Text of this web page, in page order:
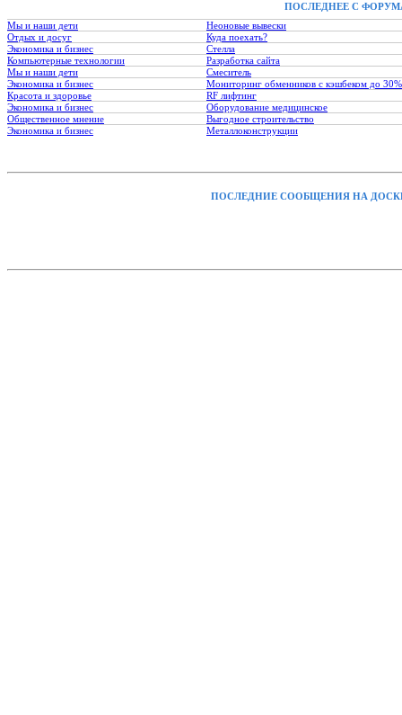
ПОСЛЕДНЕЕ С
Мы и наши дети
Неоновые вывески
Отдых и досуг
Куда поехать?
Экономика и бизнес
Стелла
Компьютерные технологии
Разработка сайта
Мы и наши дети
Смеситель
Экономика и бизнес
Мониторинг обменников с кэшбеком до 30%
Красота и здоровье
RF лифтинг
Экономика и бизнес
Оборудование медицинское
Общественное мнение
Выгодное строительство
Экономика и бизнес
Металлоконструкции
ПОСЛЕДНИЕ СООБЩЕНИЯ НА